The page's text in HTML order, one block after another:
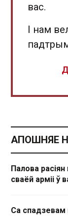
вас.
І нам
АПОШНЯЕ
Палова
сваёй арміі ў
Са спадзевам